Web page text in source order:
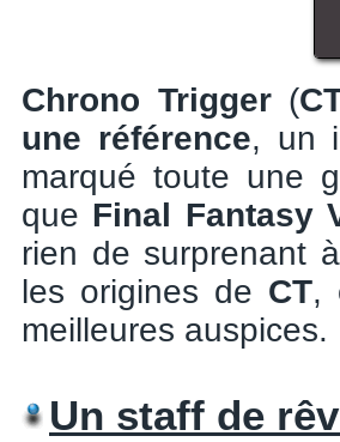
Chrono Trigger(
une référence, un
marqué toute une
que Final Fantasy
rien de surprenant
les origines de CT,
meilleures auspices.
Un staff de